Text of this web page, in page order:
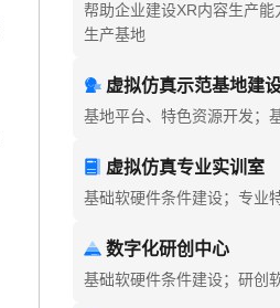
帮助企业建设XR内容生产
生产基地
虚拟仿真示范基地建
基地平台、特色资源开发；
虚拟仿真专业实训室
基础软硬件条件建设；专业
数字化研创中心
基础软硬件条件建设；研创